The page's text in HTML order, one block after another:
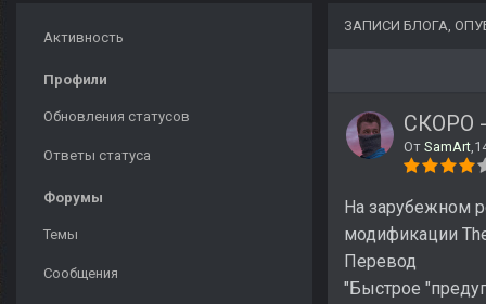
Активность
Профили
Обновления статусов
Ответы статуса
Форумы
Темы
Сообщения
ЗАПИСИ БЛОГА,
СКОРО -
От SamArt,
На зарубежном
модификации
Перевод
"Быстрое